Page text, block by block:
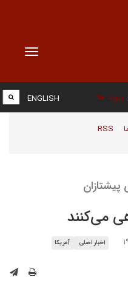
Toggle
پیوند ها
RSS
ENGLISH
می‌کنند
اخبار اصلی
آمریکا